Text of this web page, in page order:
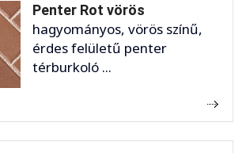
Penter Rot vörös
hagyományos, vörös színű,
érdes felületű penter
térburkoló ...